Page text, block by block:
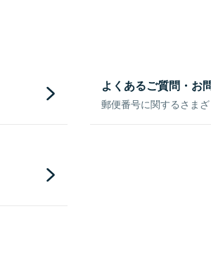
よくあるご質問・お
郵便番号に関するさま